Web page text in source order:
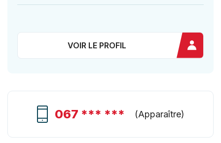
VOIR LE PROFIL
067 *** *** (Apparaître)